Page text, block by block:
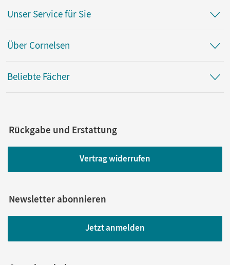
Unser Service für Sie
Über Cornelsen
Beliebte Fächer
Rückgabe und Erstattung
Vertrag widerrufen
Newsletter abonnieren
Jetzt anmelden